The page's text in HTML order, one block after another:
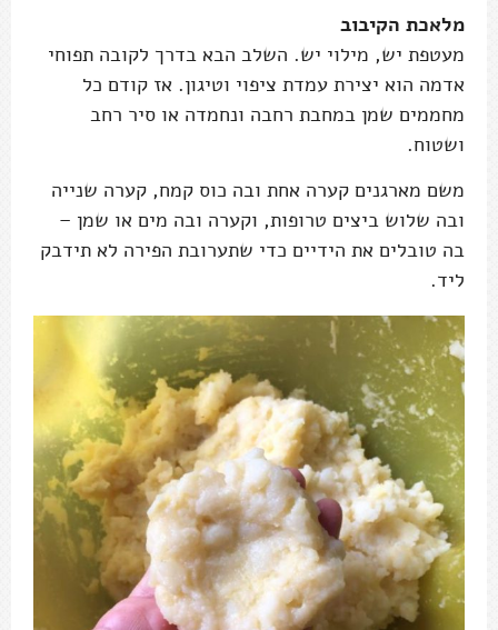
מלאכת הקיבוב
מעטפת יש, מילוי יש. השלב הבא בדרך לקובה תפוחי
אדמה הוא יצירת עמדת ציפוי וטיגון. אז קודם כל
מחממים שמן במחבת רחבה ונחמדה או סיר רחב
ושטוח.
משם מארגנים קערה אחת ובה כוס קמח, קערה שנייה
ובה שלוש ביצים טרופות, וקערה ובה מים או שמן –
בה טובלים את הידיים כדי שתערובת הפירה לא תידבק
ליד.